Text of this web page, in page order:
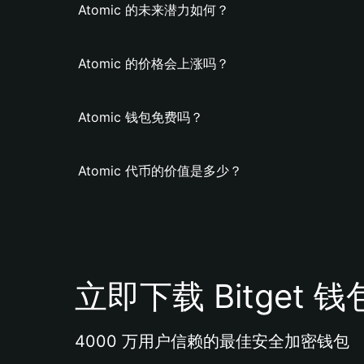
Atomic 的未来潜力如何？
Atomic 的价格会上涨吗？
Atomic 钱包免费吗？
Atomic 代币的价值是多少？
立即下载 Bitget 钱
4000 万用户信赖的最佳安全加密钱包